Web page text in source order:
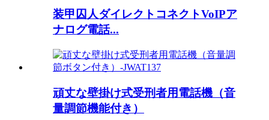
装甲囚人ダイレクトコネクトVoIPア
ナログ電話...
頑丈な壁掛け式受刑者用電話機（音
量調節機能付き）